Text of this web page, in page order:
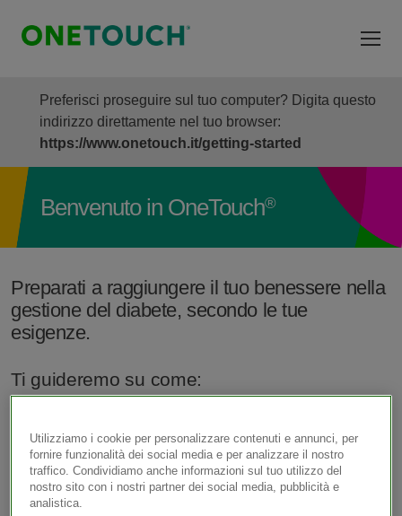
Preferisci proseguire sul tuo computer? Digita questo
indirizzo direttamente nel tuo browser:
https://www.onetouch.it/getting-started
Benvenuto in OneTouch®
Preparati a raggiungere il tuo benessere nella
gestione del diabete, secondo le tue
esigenze.
Ti guideremo su come:
lettura glicemica
2
Scaricare e connettere
la mobile app
OneTouch Reveal
Utilizziamo i cookie per personalizzare contenuti e annunci, per
fornire funzionalità dei social media e per analizzare il nostro
traffico. Condividiamo anche informazioni sul tuo utilizzo del
nostro sito con i nostri partner dei social media, pubblicità e
analistica.